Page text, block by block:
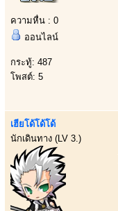
ความหื่น : 0
ออนไลน์
กระทู้: 487
โพสต์: 5
เฮียโด้โด้โด้
นักเดินทาง (LV 3.)